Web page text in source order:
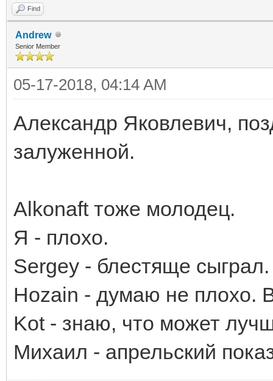
Find
Andrew
Senior Member
05-17-2018, 04:14 AM
Александр Яковлевич,
залуженной.
Alkonaft тоже молодец.
Я - плохо.
Sergey - блестяще сыграл.
Hozain - думаю не плохо.
Kot - знаю, что может
Михаил - апрельский